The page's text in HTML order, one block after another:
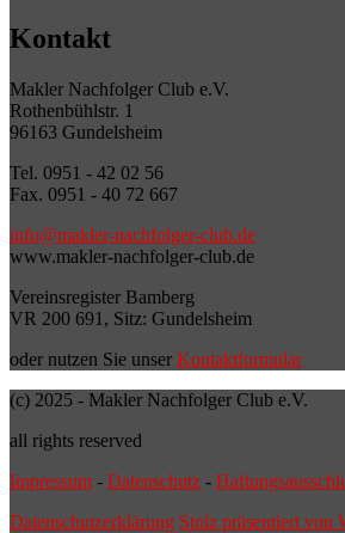
Kontakt
Makler Nachfolger Club e.V.
Rothenbühlstr. 1
96163 Gundelsheim
Tel. 0951 - 42 02 56
Fax. 0951 - 40 72 667
info@makler-nachfolger-club.de
www.makler-nachfolger-club.de
Vereinsregister Bamberg
VR 200 691, Sitz: Gundelsheim
oder nutzen Sie unser Kontaktformular
(c) 2025 - Makler Nachfolger Club e.V.
all rights reserved
Impressum - Datenschutz -
Datenschutzerklärung Stolz präsentiert von